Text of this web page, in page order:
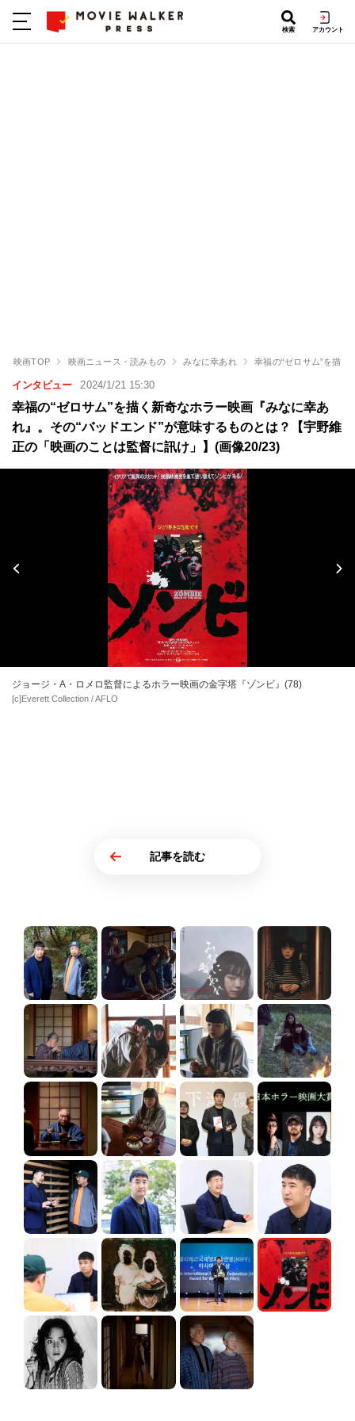
検索 アカウント
映画TOP 映画ニュース・読みもの みなに幸あれ 幸福の“ゼロサム”を描
インタビュー 2024/1/21 15:30
幸福の“ゼロサム”を描く新奇なホラー映画『みなに幸あ
れ』。その“バッドエンド”が意味するものとは？【宇野維
正の「映画のことは監督に訊け」】(画像20/23)
ジョージ・A・ロメロ監督によるホラー映画の金字塔『ゾンビ』(78)
[c]Everett Collection / AFLO
記事を読む